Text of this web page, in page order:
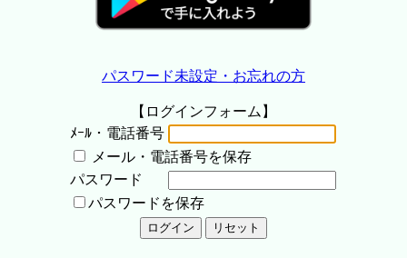
パスワード未設定・お忘れの方
【ログインフォーム】
ﾒｰﾙ・電話番号
メール・電話番号を保存
パスワード
パスワードを保存